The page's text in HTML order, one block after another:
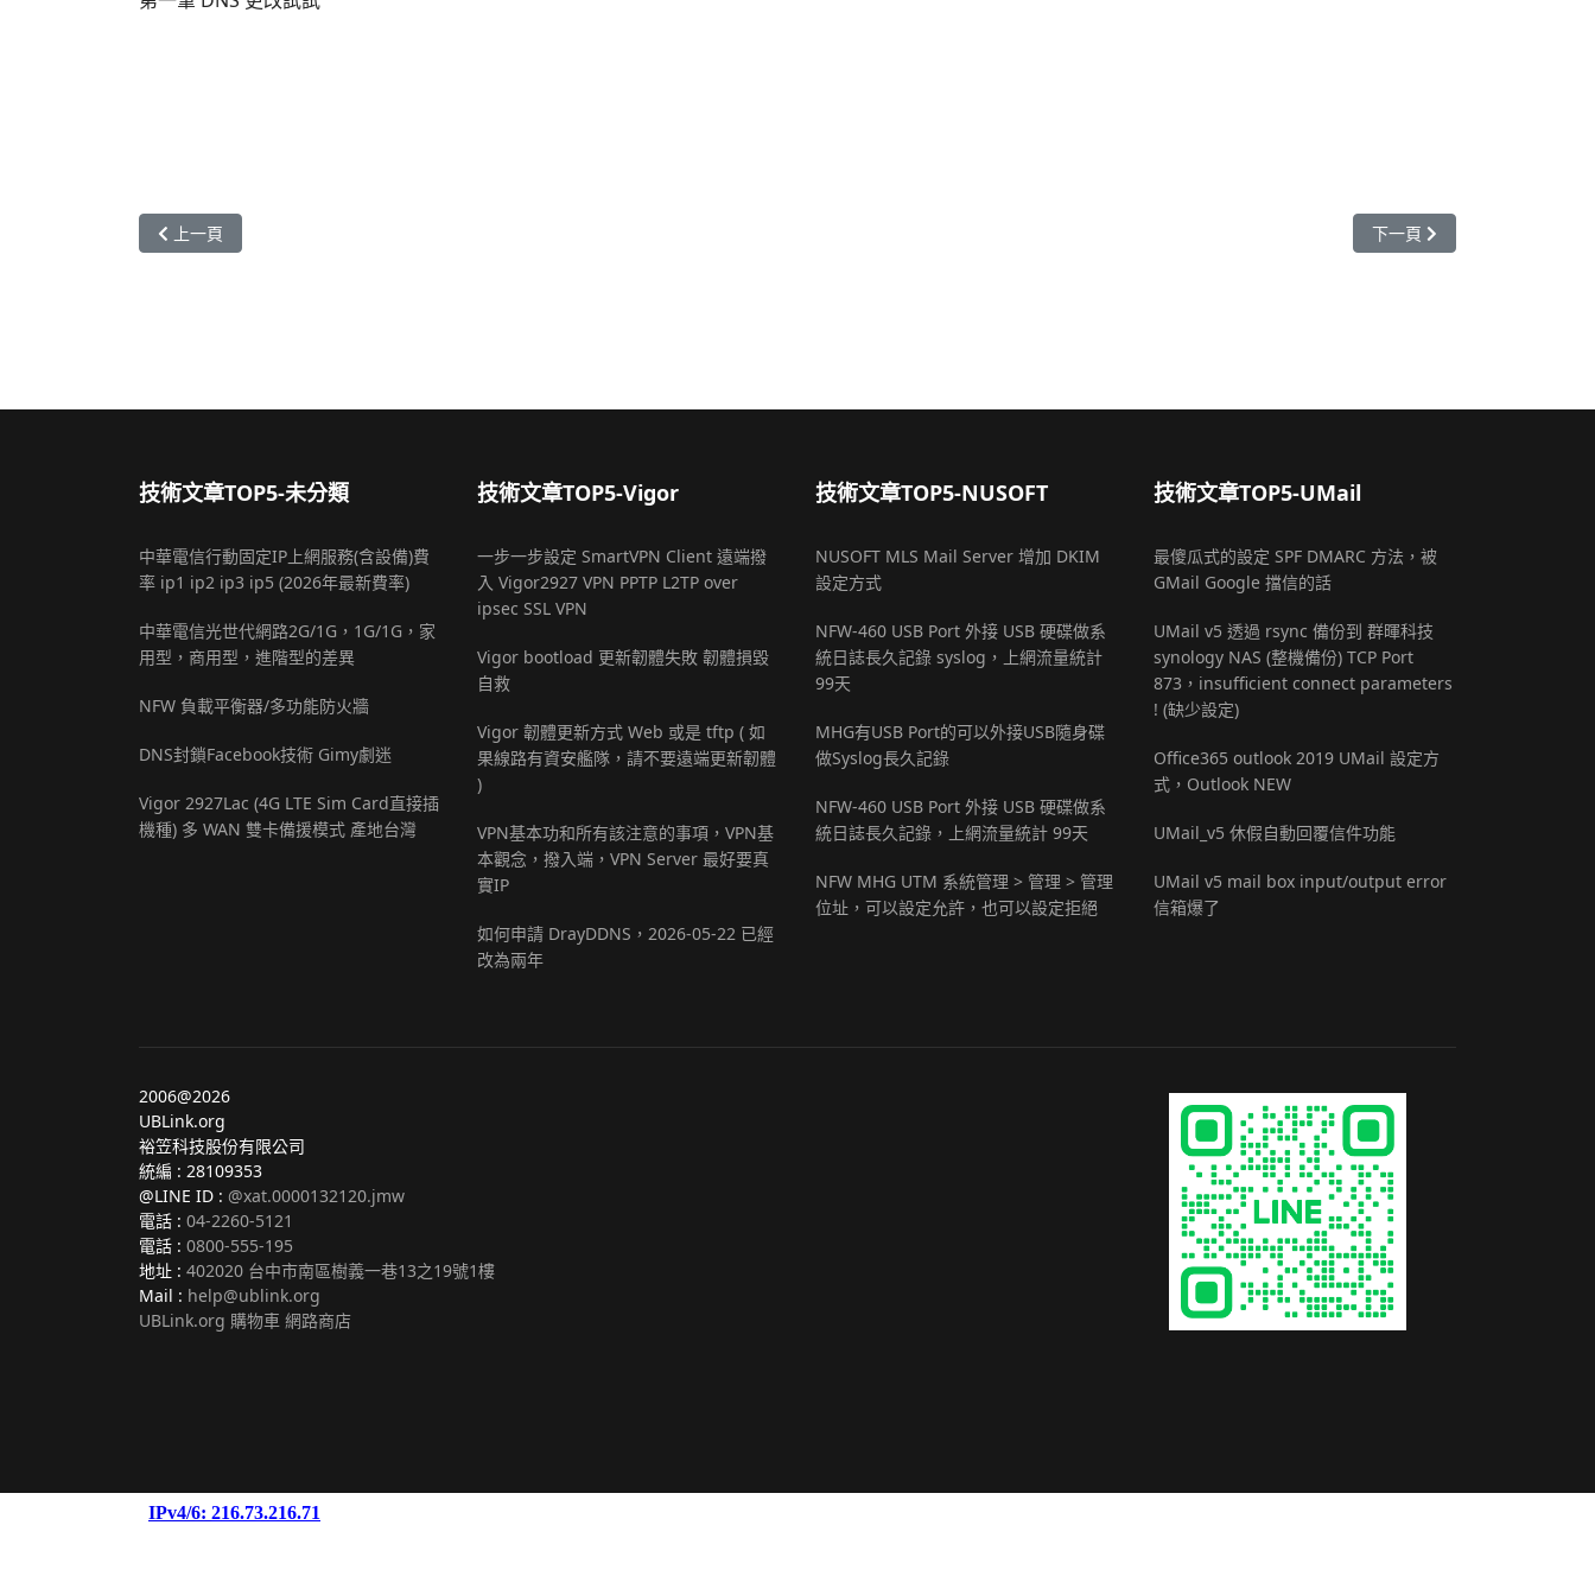
上一篇文章: ShowMyIP
上一頁 下一篇文章: Speedtest 可以
下一頁
技術文章TOP5-未分類
中華電信行動固定IP上網服務(含設備)費
率 ip1 ip2 ip3 ip5 (2026年最新費率)
中華電信光世代網路2G/1G，1G/1G，家
用型，商用型，進階型的差異
NFW 負載平衡器/多功能防火牆
DNS封鎖Facebook技術 Gimy劇迷
Vigor 2927Lac (4G LTE Sim Card直接插
機種) 多 WAN 雙卡備援模式 產地台灣
技術文章TOP5-Vigor
一步一步設定 SmartVPN Client 遠端撥
入 Vigor2927 VPN PPTP L2TP over
ipsec SSL VPN
Vigor bootload 更新韌體失敗 韌體損毀
自救
Vigor 韌體更新方式 Web 或是 tftp ( 如
果線路有資安艦隊，請不要遠端更新韌體
)
VPN基本功和所有該注意的事項，VPN基
本觀念，撥入端，VPN Server 最好要真
實IP
如何申請 DrayDDNS，2026-05-22 已經
改為兩年
技術文章TOP5-NUSOFT
NUSOFT MLS Mail Server 增加 DKIM
設定方式
NFW-460 USB Port 外接 USB 硬碟做系
統日誌長久記錄 syslog，上網流量統計
99天
MHG有USB Port的可以外接USB隨身碟
做Syslog長久記錄
NFW-460 USB Port 外接 USB 硬碟做系
統日誌長久記錄，上網流量統計 99天
NFW MHG UTM 系統管理 > 管理 > 管理
位址，可以設定允許，也可以設定拒絕
技術文章TOP5-UMail
最傻瓜式的設定 SPF DMARC 方法，被
GMail Google 擋信的話
UMail v5 透過 rsync 備份到 群暉科技
synology NAS (整機備份) TCP Port
873，insufficient connect parameters
! (缺少設定)
Office365 outlook 2019 UMail 設定方
式，Outlook NEW
UMail_v5 休假自動回覆信件功能
UMail v5 mail box input/output error
信箱爆了
2006@2026
UBLink.org
裕笠科技股份有限公司
統編 : 28109353
@LINE ID : @xat.0000132120.jmw
電話 : 04-2260-5121
電話 : 0800-555-195
地址 : 402020 台中市南區樹義一巷13之19號1樓
Mail : help@ublink.org
UBLink.org 購物車 網路商店